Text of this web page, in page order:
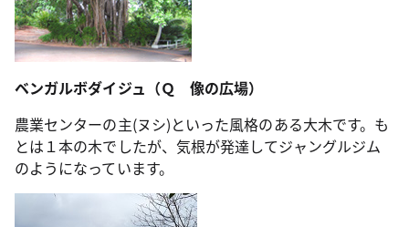
ベンガルボダイジュ（Ｑ 像の広場）
農業センターの主(ヌシ)といった風格のある大木です。も
とは１本の木でしたが、気根が発達してジャングルジム
のようになっています。